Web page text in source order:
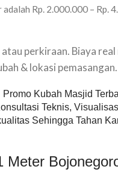
Rp. 2.000.000 – Rp.
perkiraan. Biaya
& lokasi pemasangan.
Promo Kubah Masjid
Teknis,
Sehingga Tahan
Meter